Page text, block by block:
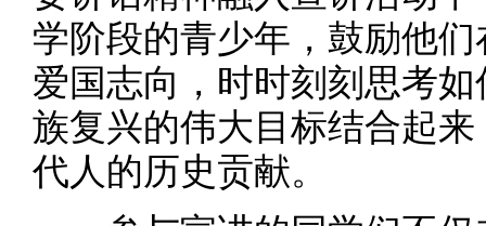
学阶段的青少年，鼓励他
爱国志向，时时刻刻思考
族复兴的伟大目标结合起
代人的历史贡献。